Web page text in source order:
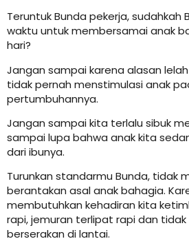
Teruntuk Bunda pekerja, sudahkah
waktu untuk membersamai anak
hari?
Jangan sampai karena alasan
tidak pernah menstimulasi anak
pertumbuhannya.
Jangan sampai kita terlalu sibuk
sampai lupa bahwa anak kita
dari ibunya.
Turunkan standarmu Bunda, tidak
berantakan asal anak bahagia.
membutuhkan kehadiran kita
rapi, jemuran terlipat rapi dan
berserakan di lantai.